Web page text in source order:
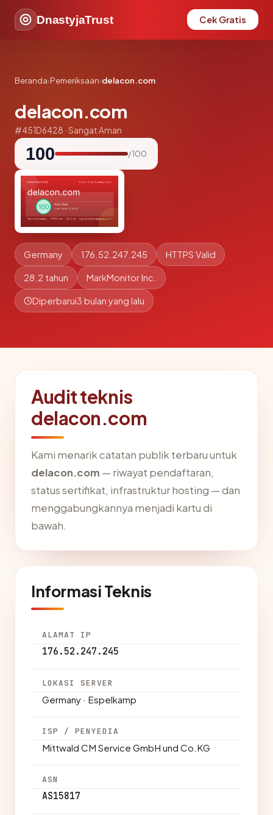
DnastyjaTrust Cek Gratis
Beranda›Pemeriksaan›delacon.com
delacon.com
#451D6428 · Sangat Aman
100 / 100
Germany 176.52.247.245 HTTPS Valid
28.2 tahun MarkMonitor Inc.
Diperbarui3 bulan yang lalu
Audit teknis
delacon.com
Kami menarik catatan publik terbaru untuk
delacon.com — riwayat pendaftaran,
status sertifikat, infrastruktur hosting — dan
menggabungkannya menjadi kartu di
bawah.
Informasi Teknis
ALAMAT IP
176.52.247.245
LOKASI SERVER
Germany · Espelkamp
ISP / PENYEDIA
Mittwald CM Service GmbH und Co.KG
ASN
AS15817